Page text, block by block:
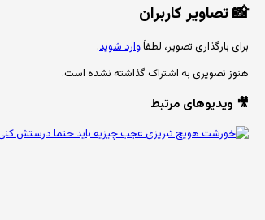
📸تصاویر کاربران
برای بارگذاری تصویر، لطفاًوارد شوید.
هنوز تصویری به اشتراک گذاشته نشده است.
🎥 ویدیوهای مرتبط